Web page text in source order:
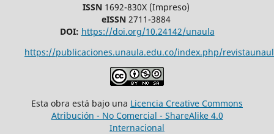
ISSN1692-830X (Impreso)
eISSN2711-3884
DOI: https://doi.org/10.24142/unaula
https://publicaciones.unaula.edu.co/index.php/
Esta obra está bajo una Licencia Creative Commons
Atribución - No Comercial - ShareAlike 4.0
Internacional